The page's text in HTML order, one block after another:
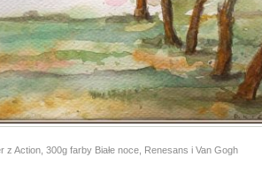
z Action, 300g farby Białe noce, Renesans i Van Gogh